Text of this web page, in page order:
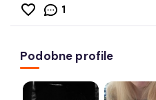
1
Podobne profile